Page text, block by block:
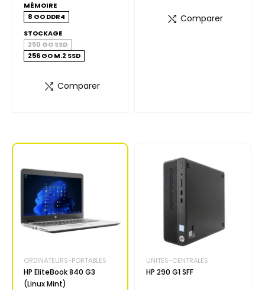
MÉMOIRE
8 GO DDR4
STOCKAGE
250 GO SSD
256 GO M.2 SSD
Comparer
Comparer
ORDINATEURS-PORTABLES
HP EliteBook 840 G3
(Linux Mint)
UNITES-CENTRALES
HP 290 G1 SFF